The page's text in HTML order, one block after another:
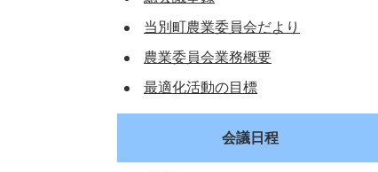
当別町農業委員会だより
農業委員会業務概要
最適化活動の目標
会議日程